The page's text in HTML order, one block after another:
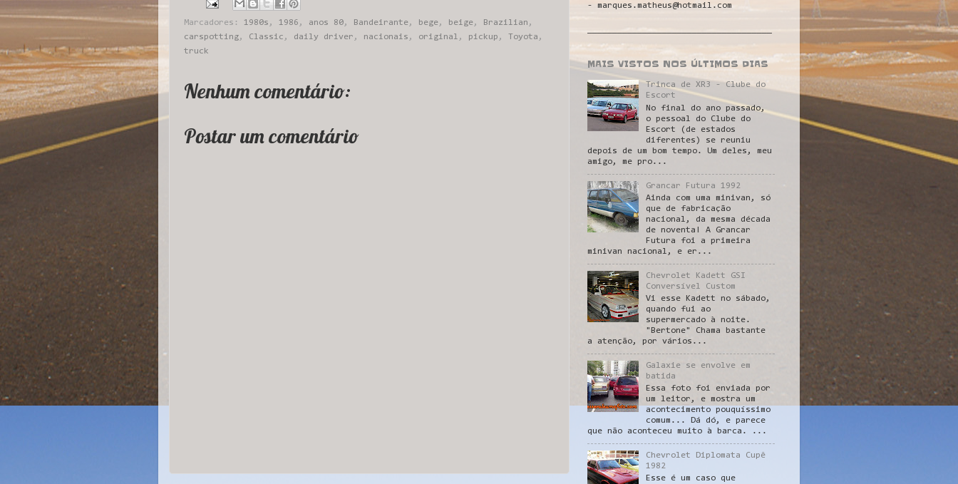
Marcadores: 1980s , 1986 , anos 80, Bandeirante, bege, beige, Brazilian ,
carspotting, Classic , daily driver , nacionais , original , pickup , Toyota ,
truck
Nenhum comentário:
Postar um comentário
- marques.matheus@hotmail.com
MAIS VISTOS NOS ÚLTIMOS DIAS
Trinca de XR3 - Clube do
Escort
No final do ano passado,
o pessoal do Clube do
Escort (de estados
diferentes) se reuniu
depois de um bom tempo. Um deles, meu
amigo, me pro...
Grancar Futura 1992
Ainda com uma minivan, só
que de fabricação
nacional, da mesma década
de noventa! A Grancar
Futura foi a primeira
minivan nacional, e er...
Chevrolet Kadett GSI
Conversível Custom
Vi esse Kadett no sábado,
quando fui ao
supermercado à noite.
"Bertone" Chama bastante
a atenção, por vários...
Galaxie se envolve em
batida
Essa foto foi enviada por
um leitor, e mostra um
acontecimento pouquíssimo
comum... Dá dó, e parece
que não aconteceu muito à barca. ...
Chevrolet Diplomata Cupê
1982
Esse é um caso que